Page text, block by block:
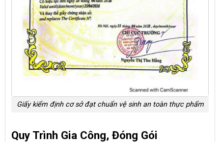
Giấy kiểm định cơ sở đạt chuẩn vệ sinh an toàn thực phẩm
Quy Trình Gia Công, Đóng Gói